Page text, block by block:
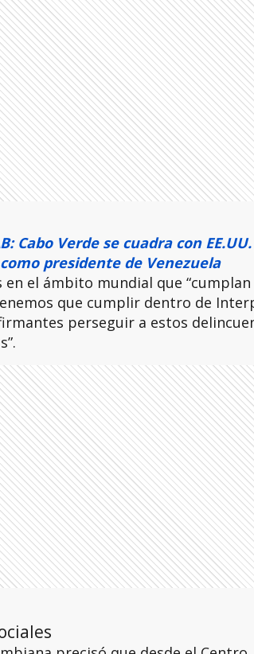
Cabo Verde se cuadra con
presidente de Venezuela
el ámbito mundial que “cumplan
que cumplir dentro de
perseguir a estos